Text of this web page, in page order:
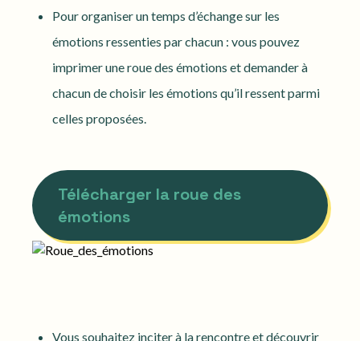
Pour organiser un temps d’échange sur les
émotions ressenties par chacun : vous pouvez
imprimer une roue des émotions et demander à
chacun de choisir les émotions qu’il ressent parmi
celles proposées.
Télécharger la roue des
émotions
Vous souhaitez inciter à la rencontre et découvrir